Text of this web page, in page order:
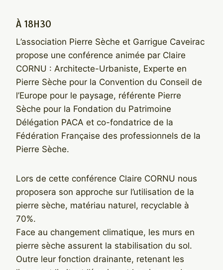
À 18H30
L’association Pierre Sèche et Garrigue Caveirac
propose une conférence animée par Claire
CORNU : Architecte-Urbaniste, Experte en
Pierre Sèche pour la Convention du Conseil de
l’Europe pour le paysage, référente Pierre
Sèche pour la Fondation du Patrimoine
Délégation PACA et co-fondatrice de la
Fédération Française des professionnels de la
Pierre Sèche.
Lors de cette conférence Claire CORNU nous
proposera son approche sur l’utilisation de la
pierre sèche, matériau naturel, recyclable à
70%.
Face au changement climatique, les murs en
pierre sèche assurent la stabilisation du sol.
Outre leur fonction drainante, retenant les